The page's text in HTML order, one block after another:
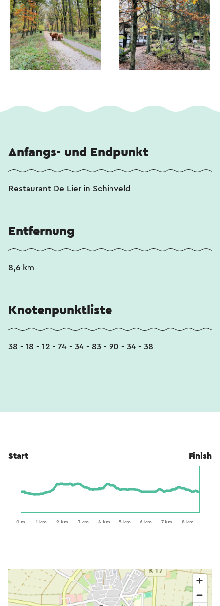
Anfangs- und Endpunkt
Restaurant De Lier in Schinveld
Entfernung
8,6 km
Knotenpunktliste
38 - 18 - 12 - 74 - 34 - 83 - 90 - 34 - 38
Start Finish